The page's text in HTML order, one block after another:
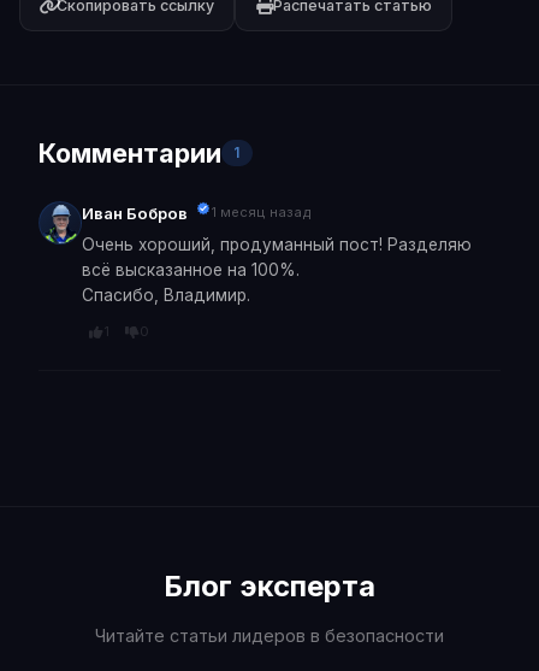
Скопировать ссылку Распечатать статью
Комментарии 1
Иван Бобров 1 месяц назад
Очень хороший, продуманный пост! Разделяю
всё высказанное на 100%.
Спасибо, Владимир.
1 0
Блог эксперта
Читайте статьи лидеров в безопасности